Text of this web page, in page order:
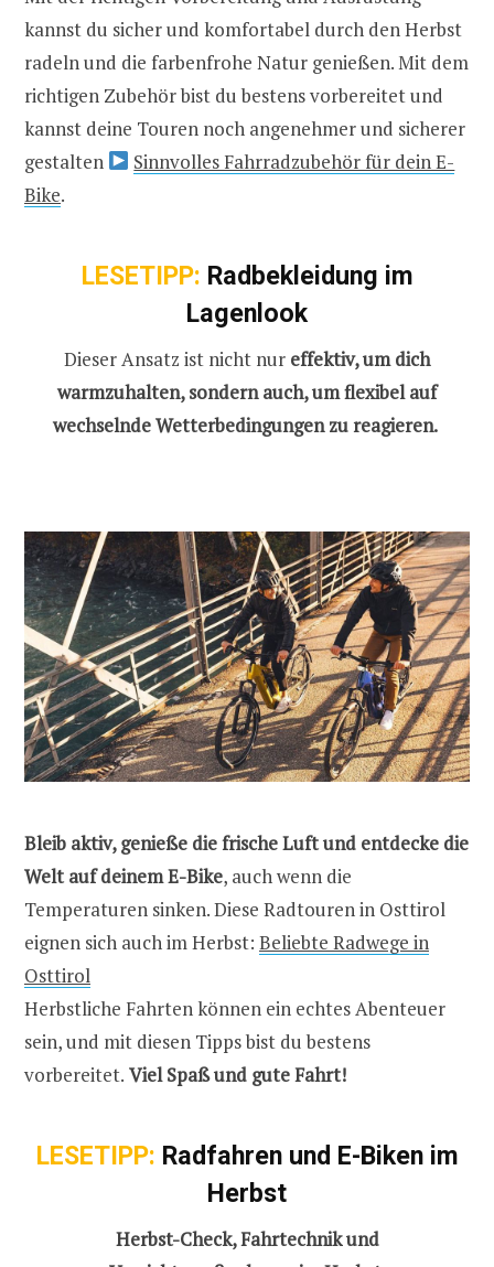
kannst du sicher und komfortabel durch den Herbst
radeln und die farbenfrohe Natur genießen. Mit dem
richtigen Zubehör bist du bestens vorbereitet und
kannst deine Touren noch angenehmer und sicherer
gestalten
Sinnvolles Fahrradzubehör für dein E-
Bike.
LESETIPP: Radbekleidung im
Lagenlook
Dieser Ansatz ist nicht nur effektiv, um dich
warmzuhalten, sondern auch, um flexibel auf
wechselnde Wetterbedingungen zu reagieren.
Bleib aktiv, genieße die frische Luft und entdecke die
Welt auf deinem E-Bike, auch wenn die
Temperaturen sinken. Diese Radtouren in Osttirol
eignen sich auch im Herbst: Beliebte Radwege in
Osttirol
Herbstliche Fahrten können ein echtes Abenteuer
sein, und mit diesen Tipps bist du bestens
vorbereitet. Viel Spaß und gute Fahrt!
LESETIPP: Radfahren und E-Biken im
Herbst
Herbst-Check, Fahrtechnik und